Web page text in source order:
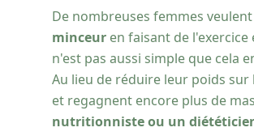
De nombreuses femmes
minceur en faisant de
n'est pas aussi simple que cela
Au lieu de réduire leur poids
et regagnent encore plus de
nutritionniste ou un